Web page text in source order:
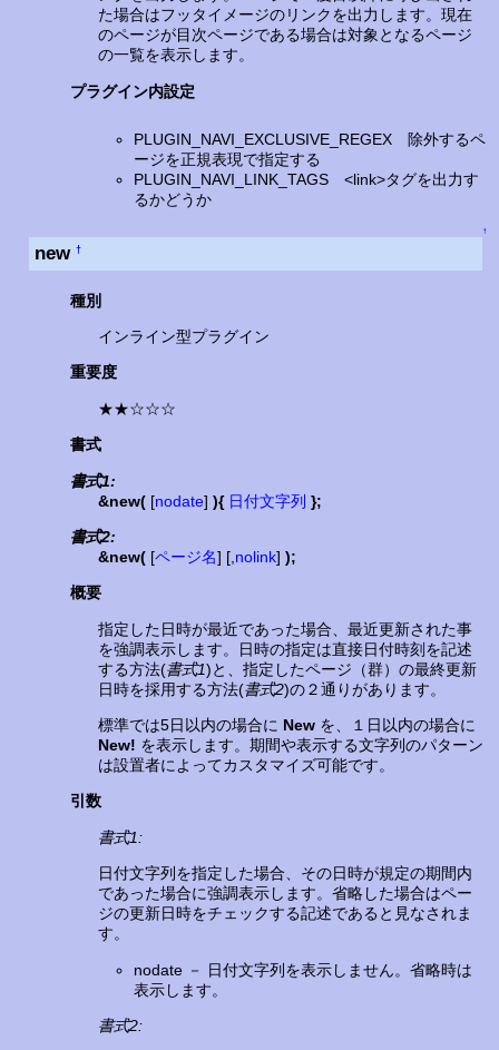
た場合はフッタイメージのリンクを出力します。現在
のページが目次ページである場合は対象となるページ
の一覧を表示します。
プラグイン内設定
PLUGIN_NAVI_EXCLUSIVE_REGEX 除外するペ
ージを正規表現で指定する
PLUGIN_NAVI_LINK_TAGS <link>タグを出力す
るかどうか
↑
new †
種別
インライン型プラグイン
重要度
★★☆☆☆
書式
書式1:
&new( [nodate]){ 日付文字列 };
書式2:
&new( [ページ名] [, nolink]);
概要
指定した日時が最近であった場合、最近更新された事
を強調表示します。日時の指定は直接日付時刻を記述
する方法(書式1)と、指定したページ（群）の最終更新
日時を採用する方法(書式2)の２通りがあります。
標準では5日以内の場合に New を、１日以内の場合に
New! を表示します。期間や表示する文字列のパターン
は設置者によってカスタマイズ可能です。
引数
書式1:
日付文字列を指定した場合、その日時が規定の期間内
であった場合に強調表示します。省略した場合はペー
ジの更新日時をチェックする記述であると見なされま
す。
nodate － 日付文字列を表示しません。省略時は
表示します。
書式2: